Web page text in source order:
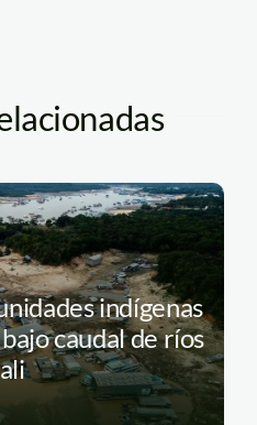
indígenas
caudal de ríos